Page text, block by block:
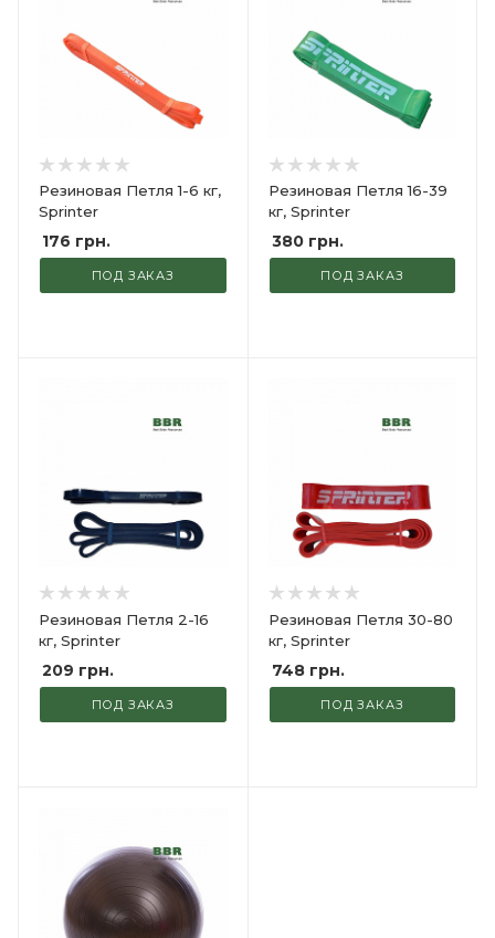
Резиновая Петля 1-6 кг,
Sprinter
176 грн.
ПОД ЗАКАЗ
Резиновая Петля 16-39
кг, Sprinter
380грн.
ПОД ЗАКАЗ
Резиновая Петля 2-16
кг, Sprinter
209 грн.
ПОД ЗАКАЗ
Резиновая Петля 30-80
кг, Sprinter
748грн.
ПОД ЗАКАЗ